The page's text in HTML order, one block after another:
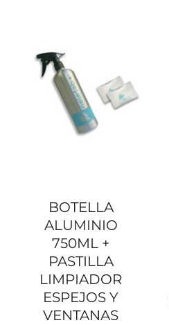
BOTELLA
ALUMINIO
750ML +
PASTILLA
LIMPIADOR
ESPEJOS Y
VENTANAS